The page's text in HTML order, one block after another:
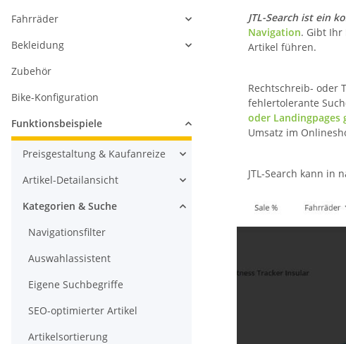
JTL-Search ist ein
Navigation. Gibt Ihr
Artikel führen.
Rechtschreib- oder
fehlertolerante
oder Landingpages
Umsatz im
JTL-Search kann in
Fahrräder
Bekleidung
Zubehör
Bike-Konfiguration
Funktionsbeispiele
Preisgestaltung & Kaufanreize
Artikel-Detailansicht
Kategorien & Suche
Navigationsfilter
Auswahlassistent
Eigene Suchbegriffe
SEO-optimierter Artikel
Artikelsortierung